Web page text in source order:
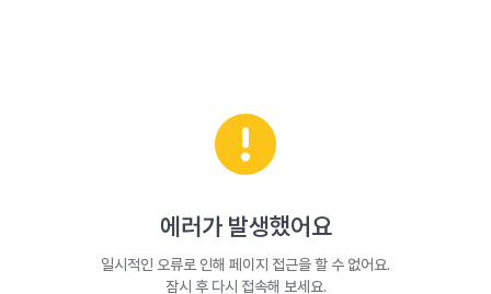
에러가 발생했어요
일시적인 오류로 인해 페이지 접근을 할 수 없어요.
잠시 후 다시 접속해 보세요.